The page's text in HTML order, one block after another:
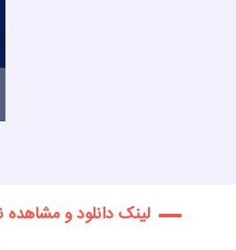
لینک دانلود و